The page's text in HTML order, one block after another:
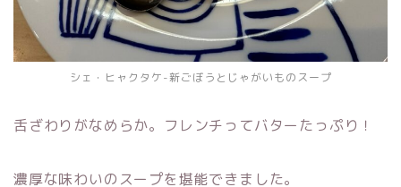
シェ・ヒャクタケ-新ごぼうとじゃがいものスープ
舌ざわりがなめらか。フレンチってバターたっぷり！
濃厚な味わいのスープを堪能できました。